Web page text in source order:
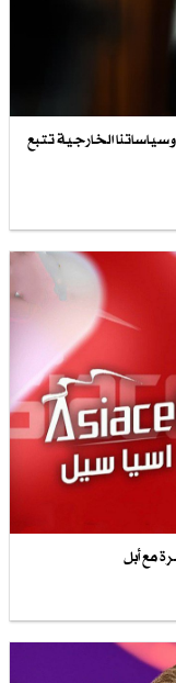
الخارجية تتبع
مع أبل